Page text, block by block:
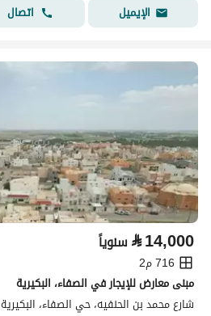
الإيميل
اتصال
⃁14,000 سنوياً
716 م2
مبنى معارض للإيجار في الصفاء، البكيرية
شارع محمد بن الحنفيه، حي الصفاء، البكيرية